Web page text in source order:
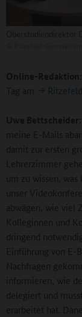
Online-Redaktion:
Tag am
Uwe Bettscheider:
meine E-Mails
damit zur ersten
Lehrerzimmer
um zu wissen,
unser
abwägen, wie viel
Kolleginnen und
dringend
Einführung von E-
Nachfragen
informieren, wie
delegiert und
erarbeitet hat.